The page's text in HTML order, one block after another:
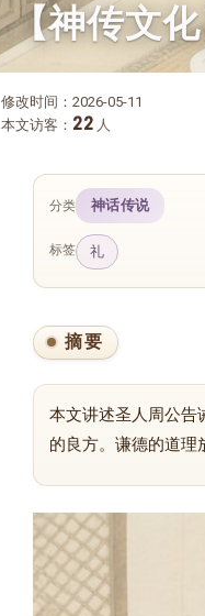
【神传文
修改时间：2026-05-11
本文访客： 22 人
分类 神话传说
标签 礼
摘要
本文讲述圣人周公告
的良方。谦德的道理